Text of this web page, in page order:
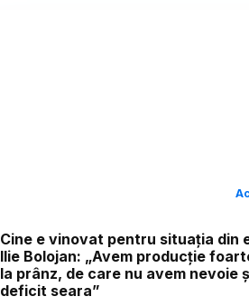
Cine e vinovat pentru situația din
Ilie Bolojan: „Avem producție
la prânz, de care nu avem nevoie
deficit seara”